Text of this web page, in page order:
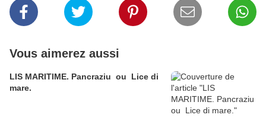
Vous aimerez aussi
LIS MARITIME. Pancraziu ou Lice di
mare.